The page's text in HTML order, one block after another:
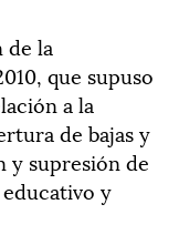
de la
que supuso
a la
de bajas y
y supresión de
y